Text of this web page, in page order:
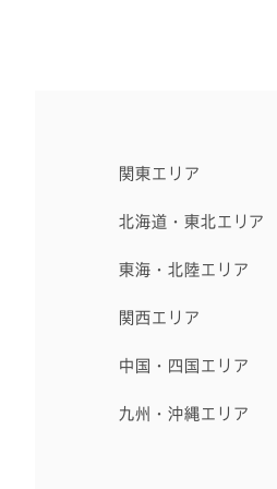
関東エリア
北海道・東北エリア
東海・北陸エリア
関西エリア
中国・四国エリア
九州・沖縄エリア